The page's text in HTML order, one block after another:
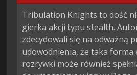
Tribulation Knights to dość
gierka akcji typu stealth.
zdecydowali się na odważną
udowodnienia, że taka forma
rozrywki może również